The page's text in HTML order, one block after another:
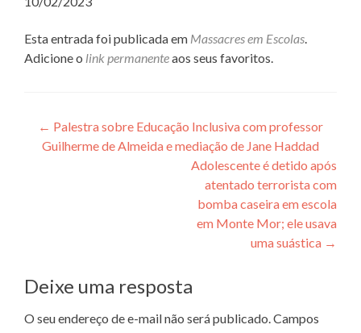
Esta entrada foi publicada em Massacres em Escolas.
Adicione o link permanenteaos seus favoritos.
Navegação de posts
← Palestra sobre Educação Inclusiva com professor
Guilherme de Almeida e mediação de Jane Haddad
Adolescente é detido após
atentado terrorista com
bomba caseira em escola
em Monte Mor; ele usava
uma suástica →
Deixe uma resposta
O seu endereço de e-mail não será publicado.Campos